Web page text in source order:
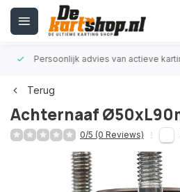
Persoonlijk advies van actieve
Terug
Achternaaf
0/5 (0 Reviews)